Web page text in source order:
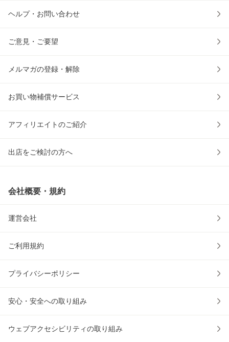
ヘルプ・お問い合わせ
ご意見・ご要望
メルマガの登録・解除
お買い物補償サービス
アフィリエイトのご紹介
出店をご検討の方へ
会社概要・規約
運営会社
ご利用規約
プライバシーポリシー
安心・安全への取り組み
ウェブアクセシビリティの取り組み